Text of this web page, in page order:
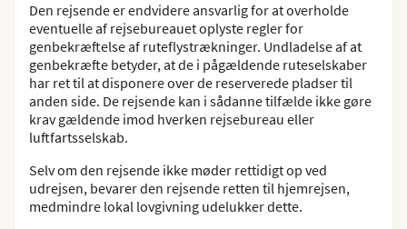
Den rejsende er endvidere ansvarlig for at overholde
eventuelle af rejsebureauet oplyste regler for
genbekræftelse af ruteflystrækninger. Undladelse af at
genbekræfte betyder, at de i pågældende ruteselskaber
har ret til at disponere over de reserverede pladser til
anden side. De rejsende kan i sådanne tilfælde ikke gøre
krav gældende imod hverken rejsebureau eller
luftfartsselskab.
Selv om den rejsende ikke møder rettidigt op ved
udrejsen, bevarer den rejsende retten til hjemrejsen,
medmindre lokal lovgivning udelukker dette.